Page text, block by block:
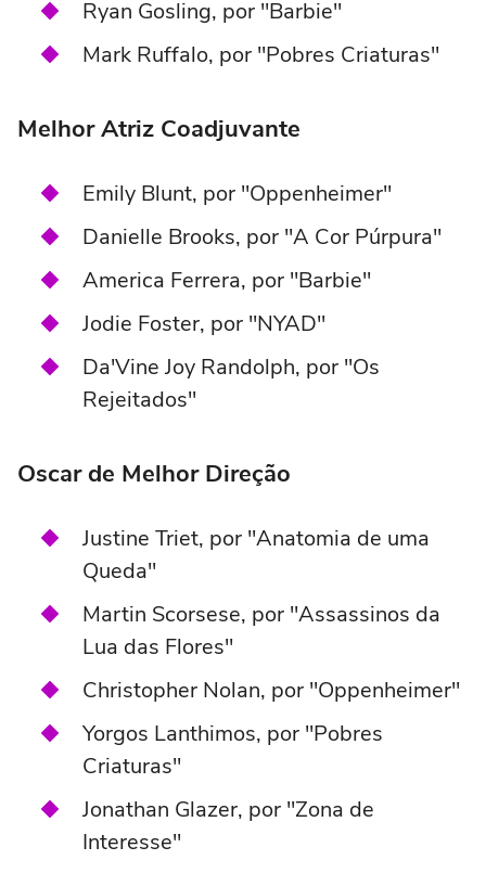
Ryan Gosling, por "Barbie"
Mark Ruffalo, por "Pobres Criaturas"
Melhor Atriz Coadjuvante
Emily Blunt, por "Oppenheimer"
Danielle Brooks, por "A Cor Púrpura"
America Ferrera, por "Barbie"
Jodie Foster, por "NYAD"
Da'Vine Joy Randolph, por "Os
Rejeitados"
Oscar de Melhor Direção
Justine Triet, por "Anatomia de uma
Queda"
Martin Scorsese, por "Assassinos da
Lua das Flores"
Christopher Nolan, por "Oppenheimer"
Yorgos Lanthimos, por "Pobres
Criaturas"
Jonathan Glazer, por "Zona de
Interesse"